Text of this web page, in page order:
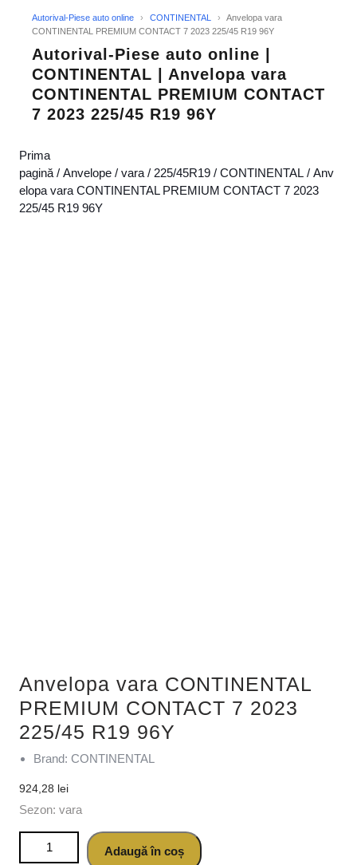
Autorival-Piese auto online › CONTINENTAL ›
Anvelopa vara
CONTINENTAL PREMIUM CONTACT 7 2023 225/45 R19 96Y
Autorival-Piese auto online |
CONTINENTAL | Anvelopa vara
CONTINENTAL PREMIUM CONTACT
7 2023 225/45 R19 96Y
Prima
pagină / Anvelope / vara / 225/45R19 / CONTINENTAL / Anv
elopa vara CONTINENTAL PREMIUM CONTACT 7 2023
225/45 R19 96Y
Anvelopa vara CONTINENTAL
PREMIUM CONTACT 7 2023
225/45 R19 96Y
Brand: CONTINENTAL
924,28 lei
Sezon: vara
Cantitate Anvelopa vara CONTINENTAL PREMIUM
CONTACT 7 2023 225/45 R19 96Y
Adaugă în coș